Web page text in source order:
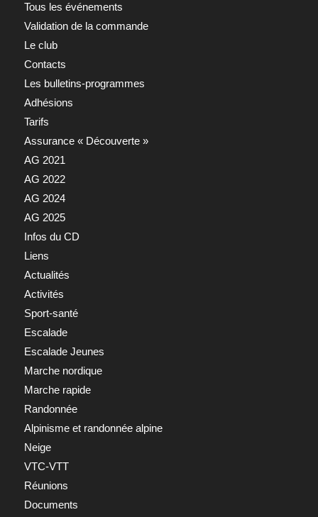
Tous les événements
Validation de la commande
Le club
Contacts
Les bulletins-programmes
Adhésions
Tarifs
Assurance « Découverte »
AG 2021
AG 2022
AG 2024
AG 2025
Infos du CD
Liens
Actualités
Activités
Sport-santé
Escalade
Escalade Jeunes
Marche nordique
Marche rapide
Randonnée
Alpinisme et randonnée alpine
Neige
VTC-VTT
Réunions
Documents